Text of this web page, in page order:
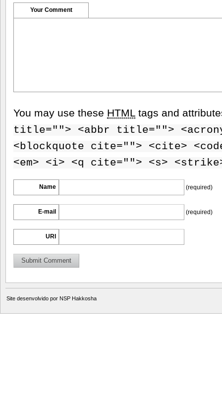
Your Comment
You may use these HTML tags and
title=""> <abbr title="">
<blockquote cite=""> <cite>
<em> <i> <q cite=""> <s>
Name (required)
E-mail (required)
URI
Site desenvolvido por NSP Hakkosha